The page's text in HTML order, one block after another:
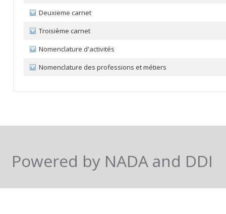
Deuxieme carnet
Troisième carnet
Nomenclature d'activités
Nomenclature des professions et métiers
Powered by NADA and DDI